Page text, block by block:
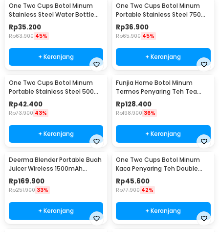
One Two Cups Botol Minum
Stainless Steel Water Bottle
300ml - YM006
Rp35.200
Rp63.900 45%
+ Keranjang
One Two Cups Botol Minum
Portable Stainless Steel 750ml
- YM006
Rp36.900
Rp65.900 45%
+ Keranjang
One Two Cups Botol Minum
Portable Stainless Steel 500ml
- YM006
Rp42.400
Rp73.900 43%
+ Keranjang
Funjia Home Botol Minum
Termos Penyaring Teh Tea
Infuser 520ml
Rp128.400
Rp198.900 36%
+ Keranjang
Deerma Blender Portable Buah
Juicer Wireless 1500mAh
400ml - DEM-NU05
Rp169.900
Rp251.900 33%
+ Keranjang
One Two Cups Botol Minum
Kaca Penyaring Teh Double
Wall 230ml - X9001
Rp45.600
Rp77.900 42%
+ Keranjang